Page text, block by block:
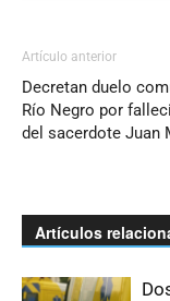
Artículo anterior
Decretan duelo
Río Negro por
del sacerdote Juan
Artículos